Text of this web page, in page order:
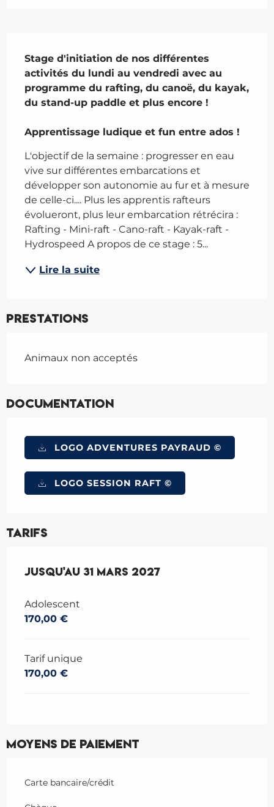
Stage d'initiation de nos différentes
activités du lundi au vendredi avec au
programme du rafting, du canoë, du kayak,
du stand-up paddle et plus encore !
Apprentissage ludique et fun entre ados !
L'objectif de la semaine : progresser en eau
vive sur différentes embarcations et
développer son autonomie au fur et à mesure
de celle-ci.... Plus les apprentis rafteurs
évolueront, plus leur embarcation rétrécira :
Rafting - Mini-raft - Cano-raft - Kayak-raft -
Hydrospeed A propos de ce stage : 5...
Lire la suite
Prestations
Animaux non acceptés
Documentation
LOGO ADVENTURES PAYRAUD ©
LOGO SESSION RAFT ©
Tarifs
Du1 avril 2026au31 mars 2027
Jusqu'au 31 mars 2027
Adolescent
170,00 €
Tarif unique
170,00 €
Moyens de paiement
Carte bancaire/crédit